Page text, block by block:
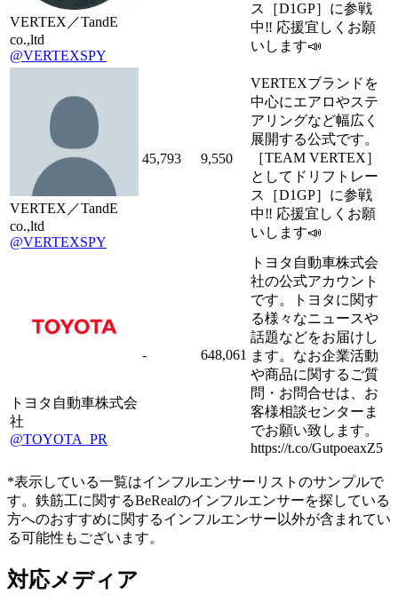
VERTEX／TandE
co.,ltd
@VERTEXSPY
ス［D1GP］に参戦
中‼︎ 応援宜しくお願
いします📣
VERTEX／TandE
co.,ltd
@VERTEXSPY
45,793 9,550
VERTEXブランドを
中心にエアロやステ
アリングなど幅広く
展開する公式です。
［TEAM VERTEX］
としてドリフトレー
ス［D1GP］に参戦
中‼︎ 応援宜しくお願
いします📣
トヨタ自動車株式会
社
@TOYOTA_PR
- 648,061
トヨタ自動車株式会
社の公式アカウント
です。トヨタに関す
る様々なニュースや
話題などをお届けし
ます。なお企業活動
や商品に関するご質
問・お問合せは、お
客様相談センターま
でお願い致します。
https://t.co/GutpoeaxZ5
*表示している一覧はインフルエンサーリストのサンプルで
す。鉄筋工に関するBeRealのインフルエンサーを探している
方へのおすすめに関するインフルエンサー以外が含まれてい
る可能性もございます。
対応メディア